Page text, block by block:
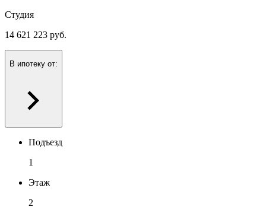
Студия
14 621 223 руб.
В ипотеку от:
Подъезд
1
Этаж
2